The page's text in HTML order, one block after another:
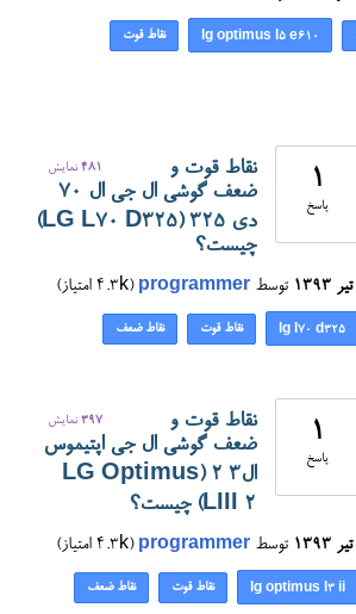
lg optimus l5 e610 نقاط قوت
1
پاسخ
481 نمایش
نقاط قوت و
ضعف گوشی ال جی ال 70
دی 325 (LG L70 D325)
چیست؟
توسط programmer
(
4.3k امتیاز)
lg l70 d325 نقاط قوت نقاط ضعف
1
پاسخ
397 نمایش
نقاط قوت و
ضعف گوشی ال جی اپتیموس
ال۳ ۲ (LG Optimus
LIII 2) چیست؟
توسط programmer
(
4.3k امتیاز)
lg optimus l3 ii نقاط قوت نقاط ضعف